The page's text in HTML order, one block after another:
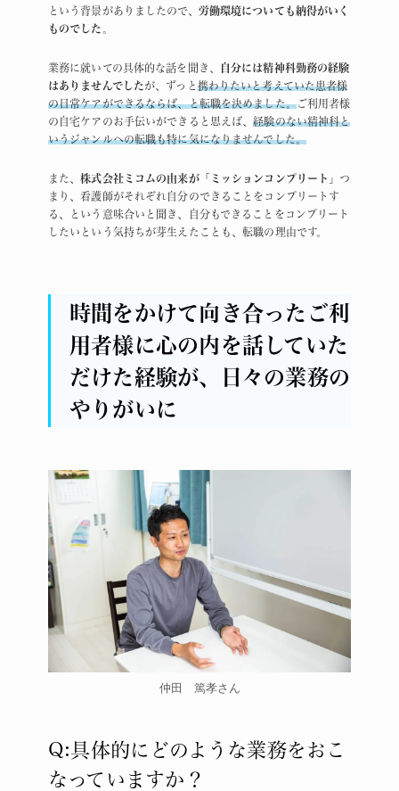
という背景がありましたので、 労働環境についても納得がいく
ものでした
業務に就いての具体的な話を聞き、
自分には精神科勤務の経験
はありませんでしたが、ずっと 携わりたいと考えていた患者様
の日常ケアができるならば、と転職を決めました。ご利用者様
の自宅ケアのお手伝いができると思えば、経験のない精神科と
いうジャンルへの転職も特に気になりませんでした。
また、株式会社ミコムの由来が「ミッションコンプリート」 つ
まり、看護師がそれぞれ自分のできることをコンプリートす
る、という意味合いと聞き、自分もできることをコンプリート
したいという気持ちが芽生えたことも、転職の理由です。
時間をかけて向き合ったご利
用者様に心の内を話していた
だけた経験が、日々の業務の
やりがいに
仲田 篤孝さん
Q:具体的にどのような業務をおこ
なっていますか？